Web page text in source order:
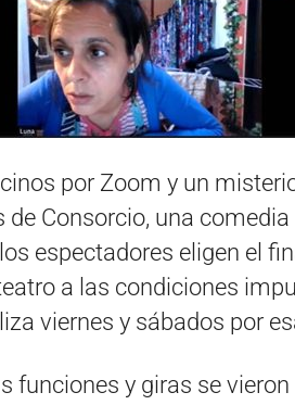
por Zoom y un
de Consorcio, una
espectadores eligen el
a las condiciones
viernes y sábados por
funciones y giras se